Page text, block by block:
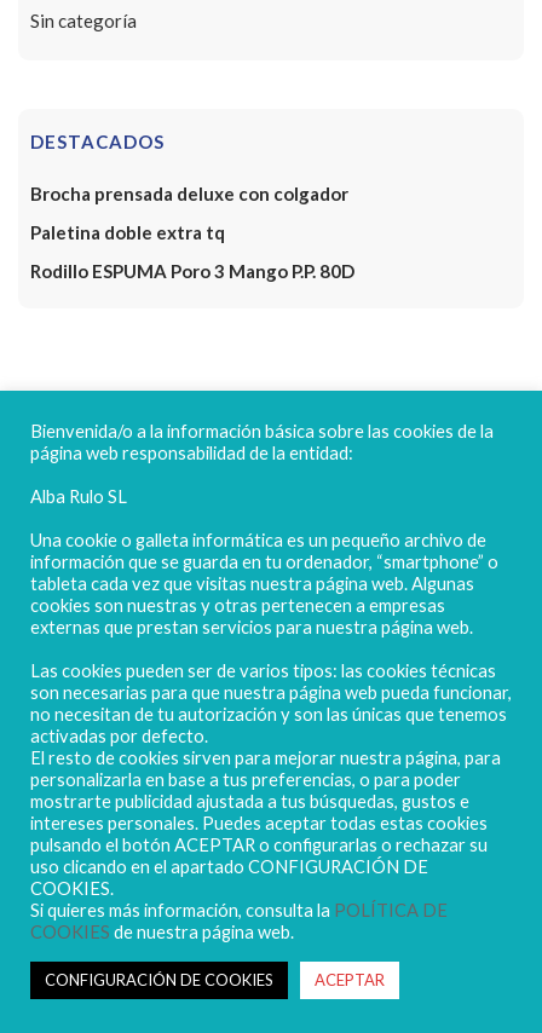
Sin categoría
DESTACADOS
Brocha prensada deluxe con colgador
Paletina doble extra tq
Rodillo ESPUMA Poro 3 Mango P.P. 80D
FELICES FIESTAS
POLIGONO CAMPORROSO P-D, Nº4
02520 - CHINCHILLA DE MONTEARAGÓN
(ALBACETE) Spain
Tel. + 34 967 218 812 - info@abr.com.es
Copyright ALBARULO © 2020 | Todos los derechos reservados
Bienvenida/o a la información básica sobre las cookies de la
página web responsabilidad de la entidad:
Alba Rulo SL
Una cookie o galleta informática es un pequeño archivo de
información que se guarda en tu ordenador, “smartphone” o
tableta cada vez que visitas nuestra página web. Algunas
cookies son nuestras y otras pertenecen a empresas
externas que prestan servicios para nuestra página web.
Las cookies pueden ser de varios tipos: las cookies técnicas
son necesarias para que nuestra página web pueda funcionar,
no necesitan de tu autorización y son las únicas que tenemos
activadas por defecto.
El resto de cookies sirven para mejorar nuestra página, para
personalizarla en base a tus preferencias, o para poder
mostrarte publicidad ajustada a tus búsquedas, gustos e
intereses personales. Puedes aceptar todas estas cookies
pulsando el botón ACEPTAR o configurarlas o rechazar su
uso clicando en el apartado CONFIGURACIÓN DE
COOKIES.
Si quieres más información, consulta la POLÍTICA DE
COOKIES de nuestra página web.
CONFIGURACIÓN DE COOKIES ACEPTAR